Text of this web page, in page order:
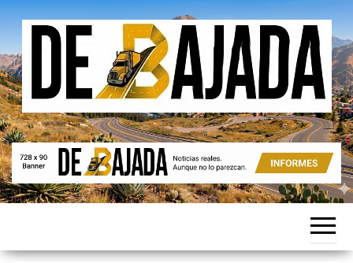
Saltar
contenido
De
Bajada
Noticias
Aunque
parezcan.